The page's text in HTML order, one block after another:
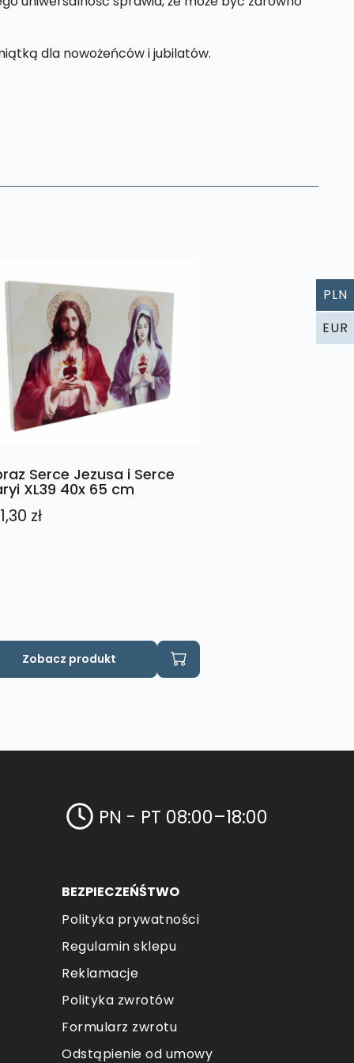
dla nowożeńców i jubilatów.
Serce Jezusa i Serce
XL39 40x 65 cm
zł
Zobacz produkt
PN - PT 08:00–18:00
BEZPIECZEŃŚTWO
Polityka prywatności
Regulamin sklepu
Reklamacje
Polityka zwrotów
Formularz zwrotu
Odstąpienie od umowy
PLN
EUR